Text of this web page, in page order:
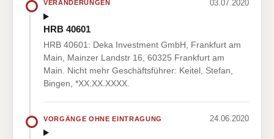
VERÄNDERUNGEN 03.07.2020
HRB 40601
HRB 40601: Deka Investment GmbH, Frankfurt am
Main, Mainzer Landstr 16, 60325 Frankfurt am
Main. Nicht mehr Geschäftsführer: Keitel, Stefan,
Bingen, *XX.XX.XXXX.
VORGÄNGE OHNE EINTRAGUNG 24.06.2020